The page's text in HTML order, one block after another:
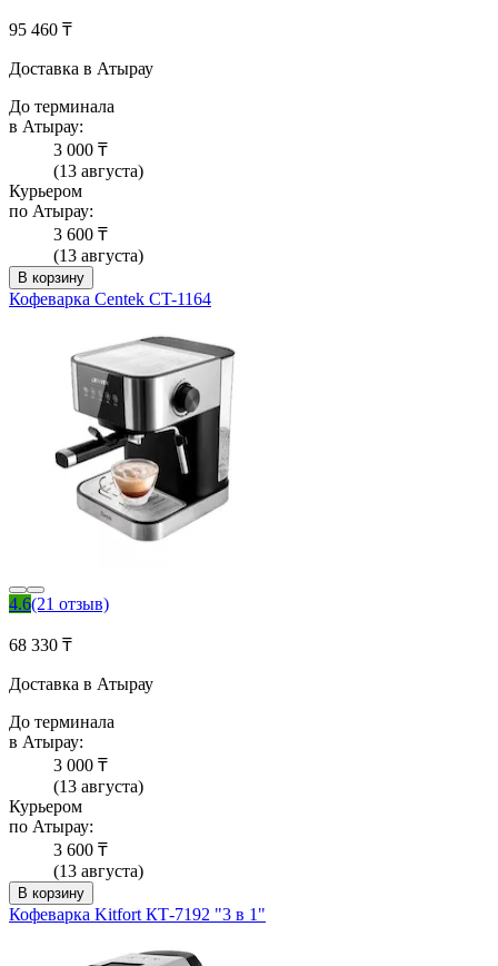
95 460 ₸
Доставка в Атырау
До терминала
в Атырау:
3 000 ₸
(13 августа)
Курьером
по Атырау:
3 600 ₸
(13 августа)
В корзину
Кофеварка Centek CT-1164
4.6(21 отзыв)
68 330 ₸
Доставка в Атырау
До терминала
в Атырау:
3 000 ₸
(13 августа)
Курьером
по Атырау:
3 600 ₸
(13 августа)
В корзину
Кофеварка Kitfort КТ-7192 "3 в 1"